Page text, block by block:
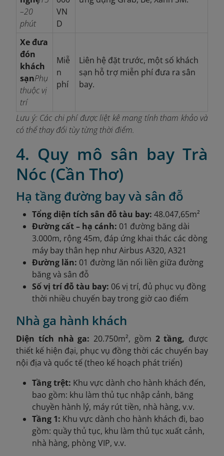
–20
phút
VN
D
Xe đưa
đón
khách
sạnPhụ
thuộc vị
trí
Miễ
n
phí
Liên hệ đặt trước, một số khách
sạn hỗ trợ miễn phí đưa ra sân
bay.
Lưu ý: Các chi phí được liệt kê mang tính tham khảo và
có thể thay đổi tùy từng thời điểm.
4. Quy mô sân bay Trà
Nóc (Cần Thơ)
Hạ tầng đường bay và sân đỗ
Tổng diện tích sân đỗ tàu bay: 48.047,65m²
Đường cất – hạ cánh: 01 đường băng dài
3.000m, rộng 45m, đáp ứng khai thác các dòng
máy bay thân hẹp như Airbus A320, A321
Đường lăn: 01 đường lăn nối liền giữa đường
băng và sân đỗ
Số vị trí đỗ tàu bay: 06 vị trí, đủ phục vụ đồng
thời nhiều chuyến bay trong giờ cao điểm
Nhà ga hành khách
Diện tích nhà ga: 20.750m², gồm 2 tầng, được
thiết kế hiện đại, phục vụ đồng thời các chuyến bay
nội địa và quốc tế (theo kế hoạch phát triển)
Tầng trệt: Khu vực dành cho hành khách đến,
bao gồm: khu làm thủ tục nhập cảnh, băng
chuyền hành lý, máy rút tiền, nhà hàng, v.v.
Tầng 1: Khu vực dành cho hành khách đi, bao
gồm: quầy thủ tục, khu làm thủ tục xuất cảnh,
nhà hàng, phòng VIP, v.v.